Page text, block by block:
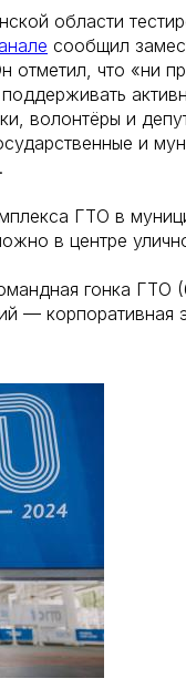
области
сообщил
отметил, что «ни
поддерживать
волонтёры и
и
ГТО в
в центре
гонка ГТО
— корпоративная